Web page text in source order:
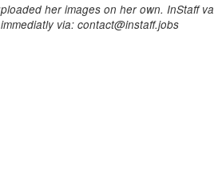
her images on her own. InStaff
via: contact@instaff.jobs